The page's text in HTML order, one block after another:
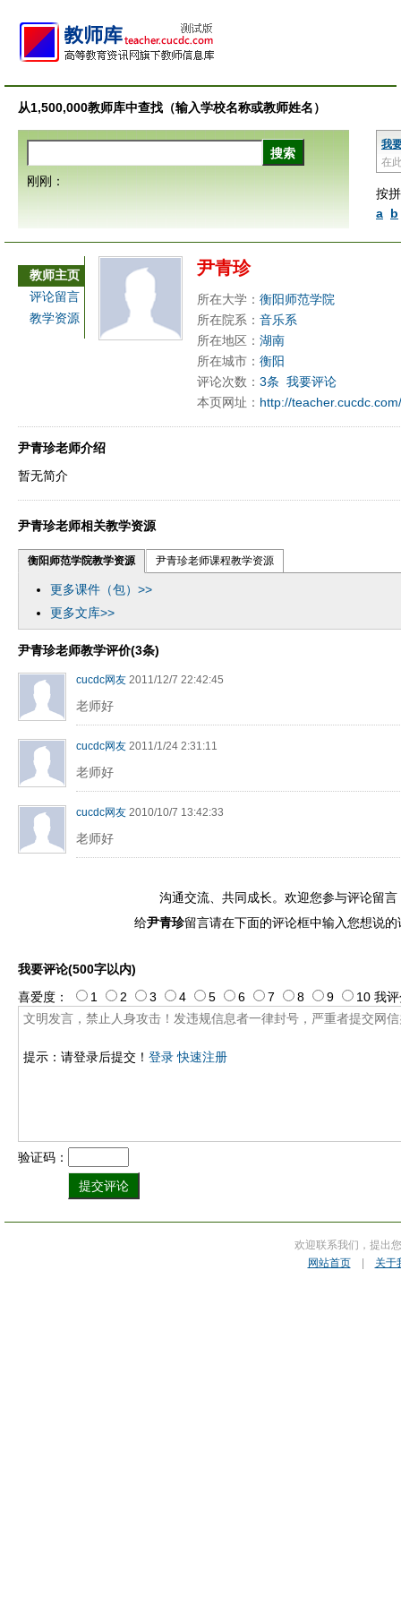
从1,500,000教师库中查找（输入学校名称或教师姓名）
我
在
按
a b
刚刚：
教师主页
评论留言
教学资源
尹青珍
所在大学： 衡阳师范学院
所在院系： 音乐系
所在地区： 湖南
所在城市： 衡阳
评论次数： 3条 我要评论
本页网址： http://
尹青珍老师介绍
暂无简介
尹青珍老师相关教学资源
衡阳师范学院教学资源 尹青珍老师课程教学资源
更多课件（包）>>
更多文库>>
尹青珍老师教学评价(3条)
cucdc网友 2011/12/7 22:42:45
老师好
cucdc网友 2011/1/24 2:31:11
老师好
cucdc网友 2010/10/7 13:42:33
老师好
沟通交流、共同成长。欢迎您参与评论留言
给尹青珍留言请在下面的评论框中输入您想说的
我要评论(500字以内)
提示：请登录后提交！ 登录 快速注册
喜爱度： 1 2 3 4 5 6 7 8 9 10 我评
验证码：
欢迎联系我们，提出
网站首页| 关于